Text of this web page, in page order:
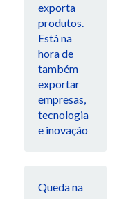
exporta
produtos.
Está na
hora de
também
exportar
empresas,
tecnologia
e inovação
Queda na